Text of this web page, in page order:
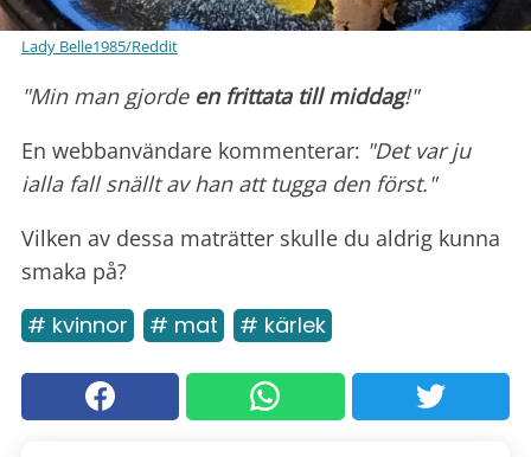
Lady Belle1985/Reddit
"Min man gjorde en frittata till middag!"
En webbanvändare kommenterar: "Det var ju
ialla fall snällt av han att tugga den först."
Vilken av dessa maträtter skulle du aldrig kunna
smaka på?
# kvinnor # mat # kärlek